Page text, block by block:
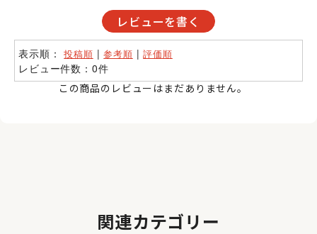
レビューを書く
表示順：投稿順 |参考順 |評価順
レビュー件数：0件
この商品のレビューはまだありません。
関連カテゴリー